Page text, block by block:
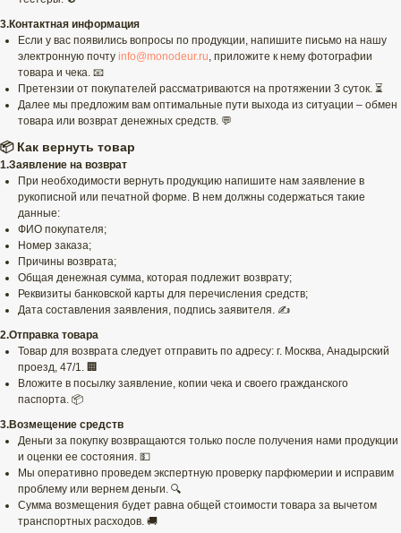
3.Контактная информация
Если у вас появились вопросы по продукции, напишите письмо на нашу
электронную почту info@monodeur.ru, приложите к нему фотографии
товара и чека. 📧
Претензии от покупателей рассматриваются на протяжении 3 суток. ⏳
Далее мы предложим вам оптимальные пути выхода из ситуации – обмен
товара или возврат денежных средств. 💬
📦 Как вернуть товар
1.Заявление на возврат
При необходимости вернуть продукцию напишите нам заявление в
рукописной или печатной форме. В нем должны содержаться такие
данные:
ФИО покупателя;
Номер заказа;
Причины возврата;
Общая денежная сумма, которая подлежит возврату;
Реквизиты банковской карты для перечисления средств;
Дата составления заявления, подпись заявителя. ✍️
2.Отправка товара
Товар для возврата следует отправить по адресу: г. Москва, Анадырский
проезд, 47/1. 🏢
Вложите в посылку заявление, копии чека и своего гражданского
паспорта. 📦
3.Возмещение средств
Деньги за покупку возвращаются только после получения нами продукции
и оценки ее состояния. 💵
Мы оперативно проведем экспертную проверку парфюмерии и исправим
проблему или вернем деньги. 🔍
Сумма возмещения будет равна общей стоимости товара за вычетом
транспортных расходов. 🚚